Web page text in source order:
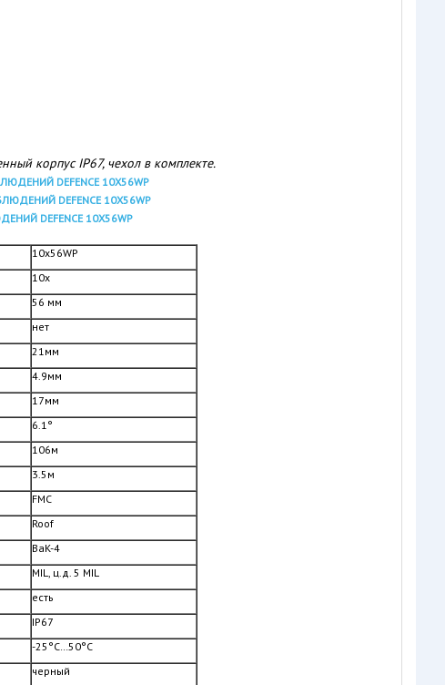
корпус IP67, чехол в комплекте.
10x56WP
10х
56 мм
нет
21мм
4.9мм
17мм
6.1°
106м
3.5м
FMC
Roof
BaK-4
MIL, ц.д. 5 MIL
есть
IP67
-25°С…50°С
черный